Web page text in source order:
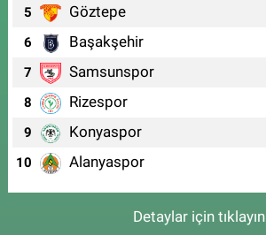
5 Göztepe
6 Başakşehir
7 Samsunspor
8 Rizespor
9 Konyaspor
10 Alanyaspor
Detaylar için tıklayın